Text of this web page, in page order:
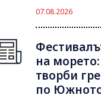
07.08.2026
на
творби
по